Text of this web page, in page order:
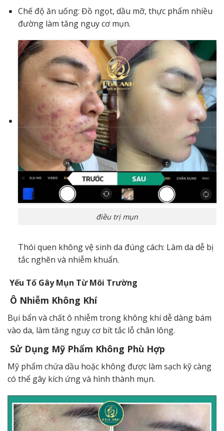
Chế độ ăn uống: Đồ ngọt, dầu mỡ, thực phẩm nhiều
đường làm tăng nguy cơ mụn.
điều trị mụn
Thói quen không vệ sinh da đúng cách: Làm da dễ bị
tắc nghẽn và nhiễm khuẩn.
Yếu Tố Gây Mụn Từ Môi Trường
Ô Nhiễm Không Khí
Bụi bẩn và chất ô nhiễm trong không khí dễ dàng bám
vào da, làm tăng nguy cơ bít tắc lỗ chân lông.
Sử Dụng Mỹ Phẩm Không Phù Hợp
Mỹ phẩm chứa dầu hoặc không được làm sạch kỹ càng
có thể gây kích ứng và hình thành mụn.